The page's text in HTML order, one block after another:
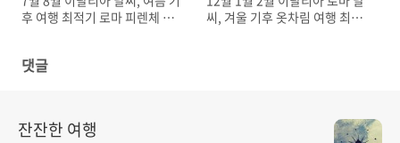
후 여행 최적기 로마 피렌체 북
씨, 겨울 기후 옷차림 여행 최적
댓글
잔잔한 여행